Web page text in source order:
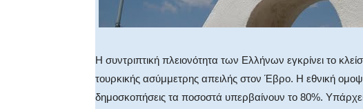
Η συντριπτική πλειονότητα των Ελλήνων εγκρίνει το
τουρκικής ασύμμετρης απειλής στον Έβρο. Η εθνική
δημοσκοπήσεις τα ποσοστά υπερβαίνουν το 80%.